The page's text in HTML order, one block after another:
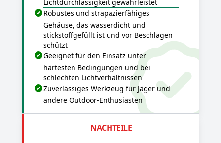
Lichtdurchlässigkeit gewährleistet
Robustes und strapazierfähiges
Gehäuse, das wasserdicht und
stickstoffgefüllt ist und vor Beschlagen
schützt
Geeignet für den Einsatz unter
härtesten Bedingungen und bei
schlechten Lichtverhältnissen
Zuverlässiges Werkzeug für Jäger und
andere Outdoor-Enthusiasten
NACHTEILE